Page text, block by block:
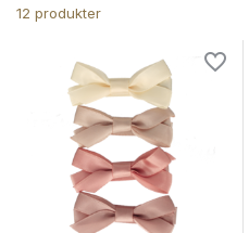
12 produkter